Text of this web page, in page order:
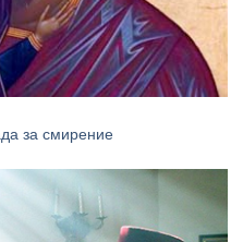
за смирение